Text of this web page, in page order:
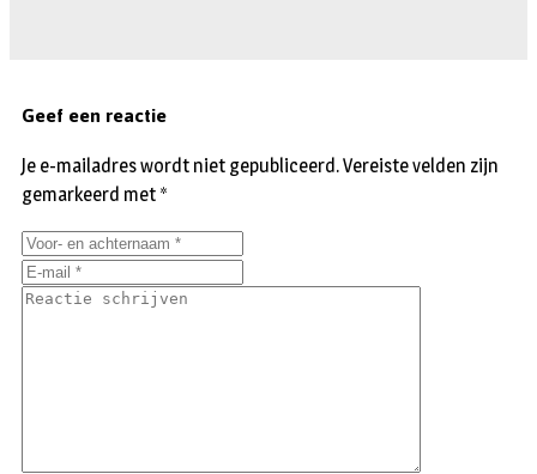
Geef een reactie
Je e-mailadres wordt niet gepubliceerd.Vereiste velden zijn
gemarkeerd met *